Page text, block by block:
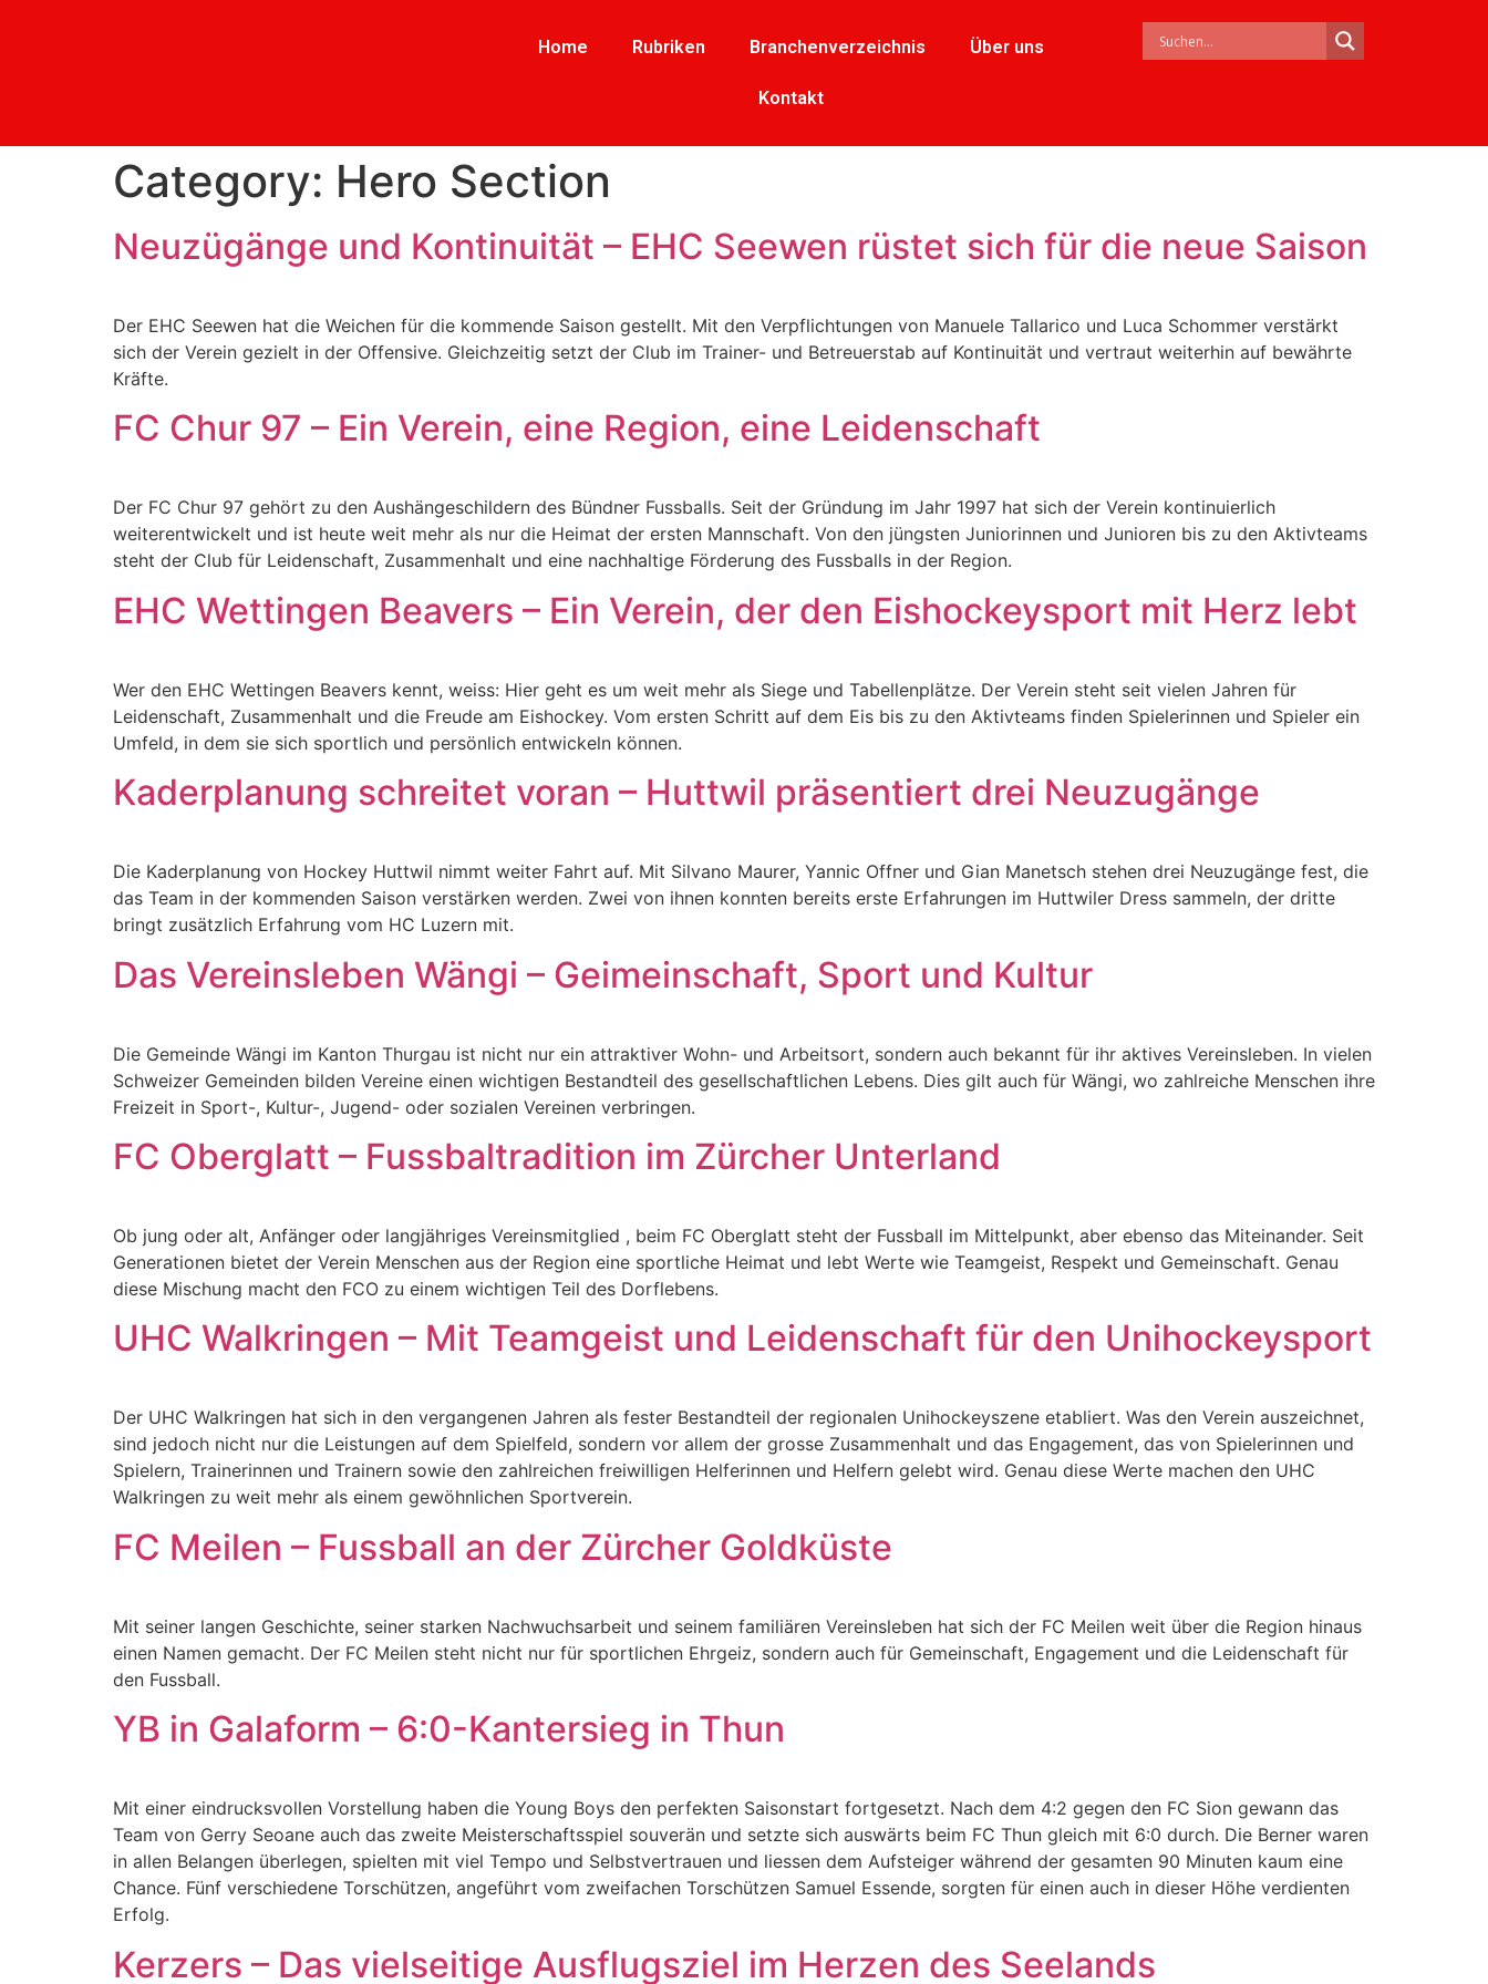
Home Rubriken Branchenverzeichnis Über uns
Kontakt
Category: Hero Section
Neuzügänge und Kontinuität – EHC Seewen rüstet sich für die neue Saison
Der EHC Seewen hat die Weichen für die kommende Saison gestellt. Mit den Verpflichtungen von Manuele Tallarico und Luca Schommer verstärkt
sich der Verein gezielt in der Offensive. Gleichzeitig setzt der Club im Trainer- und Betreuerstab auf Kontinuität und vertraut weiterhin auf bewährte
Kräfte.
FC Chur 97 – Ein Verein, eine Region, eine Leidenschaft
Der FC Chur 97 gehört zu den Aushängeschildern des Bündner Fussballs. Seit der Gründung im Jahr 1997 hat sich der Verein kontinuierlich
weiterentwickelt und ist heute weit mehr als nur die Heimat der ersten Mannschaft. Von den jüngsten Juniorinnen und Junioren bis zu den Aktivteams
steht der Club für Leidenschaft, Zusammenhalt und eine nachhaltige Förderung des Fussballs in der Region.
EHC Wettingen Beavers – Ein Verein, der den Eishockeysport mit Herz lebt
Wer den EHC Wettingen Beavers kennt, weiss: Hier geht es um weit mehr als Siege und Tabellenplätze. Der Verein steht seit vielen Jahren für
Leidenschaft, Zusammenhalt und die Freude am Eishockey. Vom ersten Schritt auf dem Eis bis zu den Aktivteams finden Spielerinnen und Spieler ein
Umfeld, in dem sie sich sportlich und persönlich entwickeln können.
Kaderplanung schreitet voran – Huttwil präsentiert drei Neuzugänge
Die Kaderplanung von Hockey Huttwil nimmt weiter Fahrt auf. Mit Silvano Maurer, Yannic Offner und Gian Manetsch stehen drei Neuzugänge fest, die
das Team in der kommenden Saison verstärken werden. Zwei von ihnen konnten bereits erste Erfahrungen im Huttwiler Dress sammeln, der dritte
bringt zusätzlich Erfahrung vom HC Luzern mit.
Das Vereinsleben Wängi – Geimeinschaft, Sport und Kultur
Die Gemeinde Wängi im Kanton Thurgau ist nicht nur ein attraktiver Wohn- und Arbeitsort, sondern auch bekannt für ihr aktives Vereinsleben. In vielen
Schweizer Gemeinden bilden Vereine einen wichtigen Bestandteil des gesellschaftlichen Lebens. Dies gilt auch für Wängi, wo zahlreiche Menschen ihre
Freizeit in Sport-, Kultur-, Jugend- oder sozialen Vereinen verbringen.
FC Oberglatt – Fussbaltradition im Zürcher Unterland
Ob jung oder alt, Anfänger oder langjähriges Vereinsmitglied , beim FC Oberglatt steht der Fussball im Mittelpunkt, aber ebenso das Miteinander. Seit
Generationen bietet der Verein Menschen aus der Region eine sportliche Heimat und lebt Werte wie Teamgeist, Respekt und Gemeinschaft. Genau
diese Mischung macht den FCO zu einem wichtigen Teil des Dorflebens.
UHC Walkringen – Mit Teamgeist und Leidenschaft für den Unihockeysport
Der UHC Walkringen hat sich in den vergangenen Jahren als fester Bestandteil der regionalen Unihockeyszene etabliert. Was den Verein auszeichnet,
sind jedoch nicht nur die Leistungen auf dem Spielfeld, sondern vor allem der grosse Zusammenhalt und das Engagement, das von Spielerinnen und
Spielern, Trainerinnen und Trainern sowie den zahlreichen freiwilligen Helferinnen und Helfern gelebt wird. Genau diese Werte machen den UHC
Walkringen zu weit mehr als einem gewöhnlichen Sportverein.
FC Meilen – Fussball an der Zürcher Goldküste
Mit seiner langen Geschichte, seiner starken Nachwuchsarbeit und seinem familiären Vereinsleben hat sich der FC Meilen weit über die Region hinaus
einen Namen gemacht. Der FC Meilen steht nicht nur für sportlichen Ehrgeiz, sondern auch für Gemeinschaft, Engagement und die Leidenschaft für
den Fussball.
YB in Galaform – 6:0-Kantersieg in Thun
Mit einer eindrucksvollen Vorstellung haben die Young Boys den perfekten Saisonstart fortgesetzt. Nach dem 4:2 gegen den FC Sion gewann das
Team von Gerry Seoane auch das zweite Meisterschaftsspiel souverän und setzte sich auswärts beim FC Thun gleich mit 6:0 durch. Die Berner waren
in allen Belangen überlegen, spielten mit viel Tempo und Selbstvertrauen und liessen dem Aufsteiger während der gesamten 90 Minuten kaum eine
Chance. Fünf verschiedene Torschützen, angeführt vom zweifachen Torschützen Samuel Essende, sorgten für einen auch in dieser Höhe verdienten
Erfolg.
Kerzers – Das vielseitige Ausflugsziel im Herzen des Seelands